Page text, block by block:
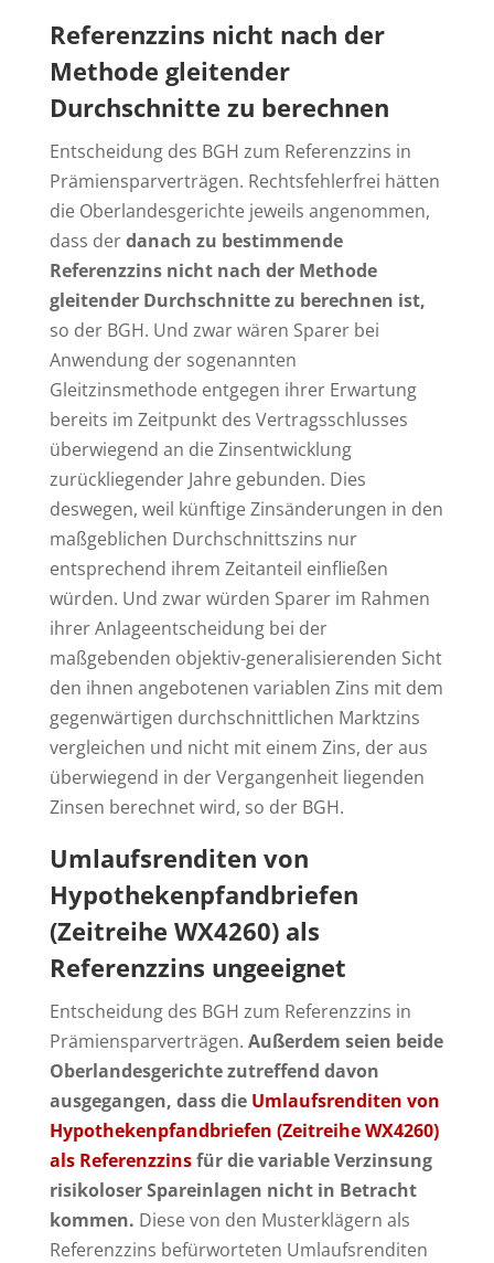
Referenzzins nicht nach der
Methode gleitender
Durchschnitte zu berechnen
Entscheidung des BGH zum Referenzzins in
Prämiensparverträgen. Rechtsfehlerfrei hätten
die Oberlandesgerichte jeweils angenommen,
dass derdanach zu bestimmende
Referenzzins nicht nach der Methode
gleitender Durchschnitte zu berechnen ist,
so der BGH. Und zwar wären Sparer bei
Anwendung der sogenannten
Gleitzinsmethode entgegen ihrer Erwartung
bereits im Zeitpunkt des Vertragsschlusses
überwiegend an die Zinsentwicklung
zurückliegender Jahre gebunden. Dies
deswegen, weil künftige Zinsänderungen in den
maßgeblichen Durchschnittszins nur
entsprechend ihrem Zeitanteil einfließen
würden. Und zwar würden Sparer im Rahmen
ihrer Anlageentscheidung bei der
maßgebenden objektiv-generalisierenden Sicht
den ihnen angebotenen variablen Zins mit dem
gegenwärtigen durchschnittlichen Marktzins
vergleichen und nicht mit einem Zins, der aus
überwiegend in der Vergangenheit liegenden
Zinsen berechnet wird, so der BGH.
Umlaufsrenditen von
Hypothekenpfandbriefen
(Zeitreihe WX4260) als
Referenzzins ungeeignet
Entscheidung des BGH zum Referenzzins in
Prämiensparverträgen. Außerdem seien beide
Oberlandesgerichte zutreffend davon
ausgegangen, dass die Umlaufsrenditen von
Hypothekenpfandbriefen (Zeitreihe WX4260)
als Referenzzinsfür die variable Verzinsung
risikoloser Spareinlagen nicht in Betracht
kommen. Diese von den Musterklägern als
Referenzzins befürworteten Umlaufsrenditen